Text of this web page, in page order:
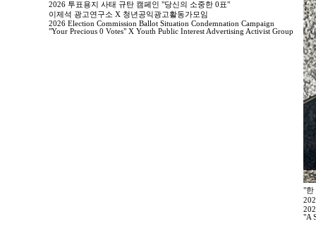
2026 투표용지 사태 규탄 캠페인 "당신의 소중한 0표"
이제석 광고연구소 X 청년공익광고활동가모임
2026 Election Commission Ballot Situation Condemnation Campaign
"Your Precious 0 Votes" X Youth Public Interest Advertising Activist Group
"한
"A